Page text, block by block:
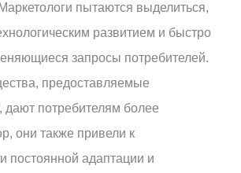
пытаются выделиться,
развитием и быстро
запросы потребителей.
предоставляемые
дают потребителям более
они также привели к
постоянной адаптации и